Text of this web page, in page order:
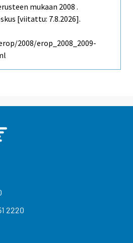
mukaan 2008 .
[viitattu: 7.8.2026].
2008/erop_2008_2009-
2220